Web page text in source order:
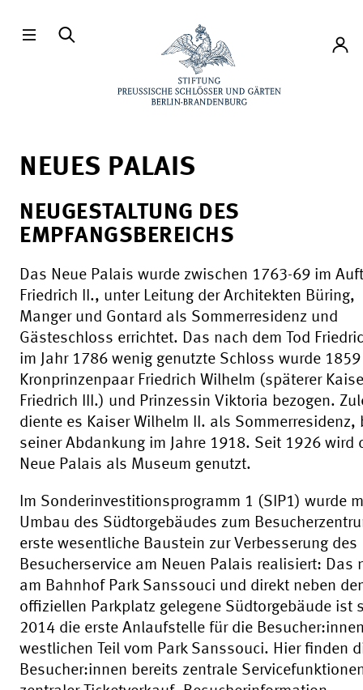
Konto
NEUES PALAIS
NEUGESTALTUNG DES
EMPFANGSBEREICHS
Das Neue Palais wurde zwischen 1763-69 im
Friedrich II., unter Leitung der Architekten Büring,
Manger und Gontard als Sommerresidenz und
Gästeschloss errichtet. Das nach dem Tod
im Jahr 1786 wenig genutzte Schloss wurde
Kronprinzenpaar Friedrich Wilhelm (späterer
Friedrich III.) und Prinzessin Viktoria bezogen.
diente es Kaiser Wilhelm II. als Sommerresidenz,
seiner Abdankung im Jahre 1918. Seit 1926 wird
Neue Palais als Museum genutzt.
Im Sonderinvestitionsprogramm 1 (SIP1) wurde
Umbau des Südtorgebäudes zum
erste wesentliche Baustein zur Verbesserung des
Besucherservice am Neuen Palais realisiert: Das
am Bahnhof Park Sanssouci und direkt neben
offiziellen Parkplatz gelegene Südtorgebäude ist
2014 die erste Anlaufstelle für die
westlichen Teil vom Park Sanssouci. Hier finden
Besucher:innen bereits zentrale